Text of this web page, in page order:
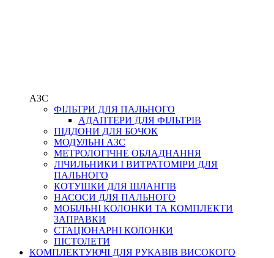
АЗС
ФІЛЬТРИ ДЛЯ ПАЛЬНОГО
АДАПТЕРИ ДЛЯ ФІЛЬТРІВ
ПІДДОНИ ДЛЯ БОЧОК
МОДУЛЬНІ АЗС
МЕТРОЛОГІЧНЕ ОБЛАДНАННЯ
ЛІЧИЛЬНИКИ І ВИТРАТОМІРИ ДЛЯ
ПАЛЬНОГО
КОТУШКИ ДЛЯ ШЛАНГІВ
НАСОСИ ДЛЯ ПАЛЬНОГО
МОБІЛЬНІ КОЛОНКИ ТА КОМПЛЕКТИ
ЗАПРАВКИ
СТАЦІОНАРНІ КОЛОНКИ
ПІСТОЛЕТИ
КОМПЛЕКТУЮЧІ ДЛЯ РУКАВІВ ВИСОКОГО